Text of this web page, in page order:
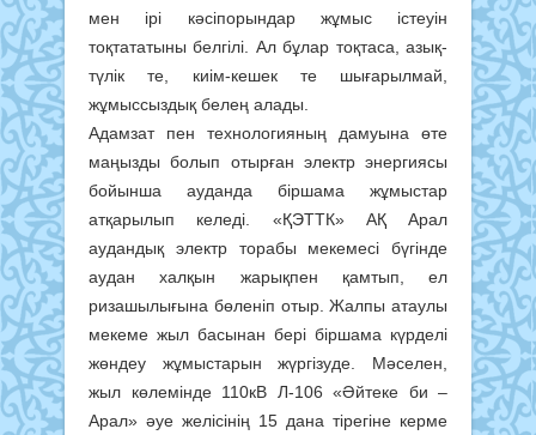
мен ірі кәсіпорындар жұмыс істеуін
тоқтататыны белгілі. Ал бұлар тоқтаса, азық-
түлік те, киім-кешек те шығарылмай,
жұмыссыздық белең алады.
Адамзат пен технологияның дамуына өте
маңызды болып отырған электр энергиясы
бойынша ауданда біршама жұмыстар
атқарылып келеді. «ҚЭТТК» АҚ Арал
аудандық электр торабы мекемесі бүгінде
аудан халқын жарықпен қамтып, ел
ризашылығына бөленіп отыр. Жалпы атаулы
мекеме жыл басынан бері біршама күрделі
жөндеу жұмыстарын жүргізуде. Мәселен,
жыл көлемінде 110кВ Л-106 «Әйтеке би –
Арал» әуе желісінің 15 дана тірегіне керме